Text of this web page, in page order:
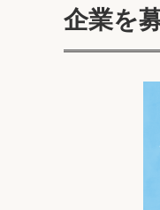
企業を